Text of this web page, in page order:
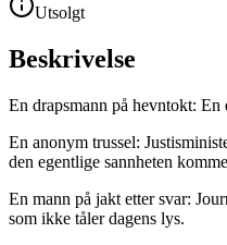
Utsolgt
Beskrivelse
En drapsmann på hevntokt:
En anonym trussel:
den egentlige sannheten
En mann på jakt etter svar:
som ikke tåler dagens lys.